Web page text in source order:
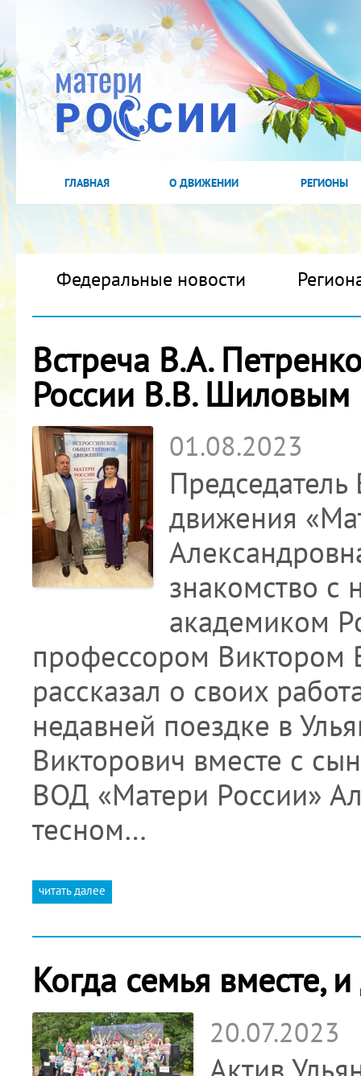
ГЛАВНАЯ О ДВИЖЕНИИ РЕГИОНЫ
Федеральные новости
Встреча В.А.
России В.В. Шиловым
01.08.2023
движения
знакомство с
академиком
профессором Виктором
рассказал о своих
недавней поездке в
Викторович вместе с
ВОД «Матери России»
тесном…
читать далее
Когда семья вместе,
20.07.2023